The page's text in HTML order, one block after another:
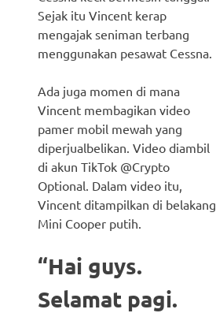
Sejak itu Vincent kerap
mengajak seniman terbang
menggunakan pesawat Cessna.
Ada juga momen di mana
Vincent membagikan video
pamer mobil mewah yang
diperjualbelikan. Video diambil
di akun TikTok @Crypto
Optional. Dalam video itu,
Vincent ditampilkan di belakang
Mini Cooper putih.
“Hai guys.
Selamat pagi.